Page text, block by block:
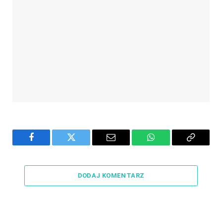
Facebook Twitter Email WhatsAppCopy
DODAJ KOMENTARZ